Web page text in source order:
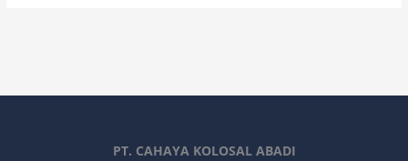
PT. CAHAYA KOLOSAL ABADI